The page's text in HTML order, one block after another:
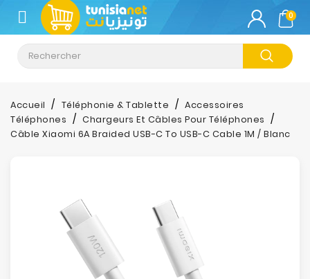
CATÉGORIE
Climatisation
Informatique
Téléphonie
Stockage
0
Accueil Téléphonie & Tablette
Accessoires
Téléphones
Chargeurs Et Câbles Pour Téléphones
Câble Xiaomi 6A Braided USB-C To USB-C Cable 1M / Blanc